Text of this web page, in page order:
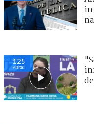
125
visitas